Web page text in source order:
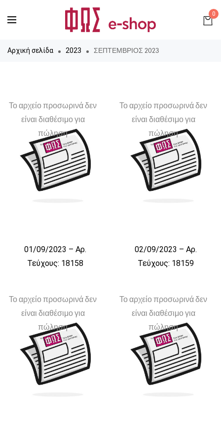
0
Αρχική σελίδα 2023 ΣΕΠΤΕΜΒΡΙΟΣ 2023
Το αρχείο προσωρινά δεν
είναι διαθέσιμο για
πώληση
01/09/2023 – Αρ.
Τεύχους: 18158
Το αρχείο προσωρινά δεν
είναι διαθέσιμο για
πώληση
02/09/2023 – Αρ.
Τεύχους: 18159
Το αρχείο προσωρινά δεν
είναι διαθέσιμο για
πώληση
Το αρχείο προσωρινά δεν
είναι διαθέσιμο για
πώληση